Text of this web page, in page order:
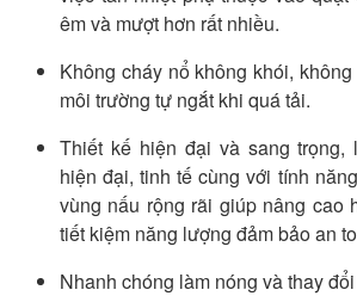
êm và mượt hơn rất nhiều.
Không cháy nổ không khói,
môi trường tự ngắt khi quá tải.
Thiết kế hiện đại và sang trọng,
hiện đại, tinh tế cùng với tính
vùng nấu rộng rãi giúp nâng cao
tiết kiệm năng lượng đảm bảo an
Nhanh chóng làm nóng và thay